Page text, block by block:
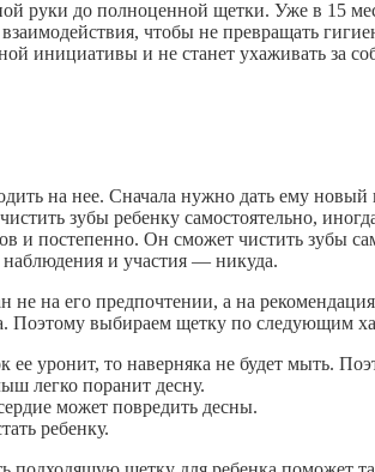
руки до полноценной щетки. Уже в 15
чтобы не превращать
инициативы и не станет ухаживать за
на нее. Сначала нужно дать ему новый
зубы ребенку самостоятельно,
и постепенно. Он сможет чистить зубы
наблюдения и участия — никуда.
на его предпочтении, а на
Поэтому выбираем щетку по следующим
ее уронит, то наверняка не будет мыть.
легко поранит десну.
может повредить десны.
ребенку.